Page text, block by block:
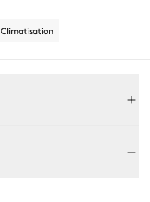
Climatisation